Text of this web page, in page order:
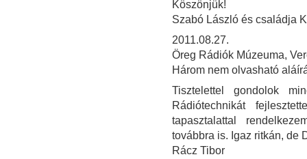
Köszönjük!
Szabó László és családja
2011.08.27.
Öreg Rádiók Múzeuma,
Három nem olvasható
Tisztelettel gondolok
Rádiótechnikát
tapasztalattal
továbbra is. Igaz ritkán, de
Rácz Tibor